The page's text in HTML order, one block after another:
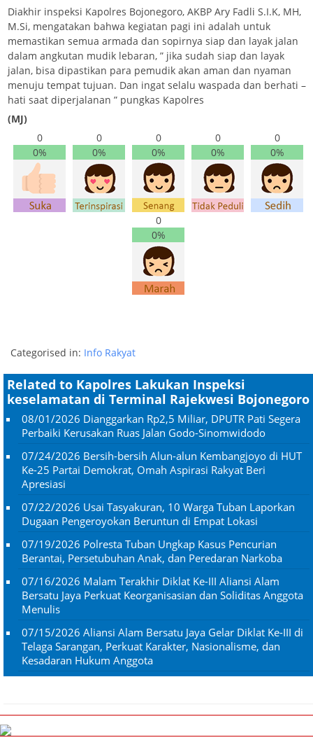
Diakhir inspeksi Kapolres Bojonegoro, AKBP Ary Fadli S.I.K, MH,
M.Si, mengatakan bahwa kegiatan pagi ini adalah untuk
memastikan semua armada dan sopirnya siap dan layak jalan
dalam angkutan mudik lebaran, ” jika sudah siap dan layak
jalan, bisa dipastikan para pemudik akan aman dan nyaman
menuju tempat tujuan. Dan ingat selalu waspada dan berhati –
hati saat diperjalanan ” pungkas Kapolres
(MJ)
0
0%
0
0%
0
0%
0
0%
0
0%
0
0%
Categorised in: Info Rakyat
Related to Kapolres Lakukan Inspeksi
keselamatan di Terminal Rajekwesi Bojonegoro
08/01/2026 Dianggarkan Rp2,5 Miliar, DPUTR Pati Segera
Perbaiki Kerusakan Ruas Jalan Godo-Sinomwidodo
07/24/2026 Bersih-bersih Alun-alun Kembangjoyo di HUT
Ke-25 Partai Demokrat, Omah Aspirasi Rakyat Beri
Apresiasi
07/22/2026 Usai Tasyakuran, 10 Warga Tuban Laporkan
Dugaan Pengeroyokan Beruntun di Empat Lokasi
07/19/2026 Polresta Tuban Ungkap Kasus Pencurian
Berantai, Persetubuhan Anak, dan Peredaran Narkoba
07/16/2026 Malam Terakhir Diklat Ke-III Aliansi Alam
Bersatu Jaya Perkuat Keorganisasian dan Soliditas Anggota
Menulis
07/15/2026 Aliansi Alam Bersatu Jaya Gelar Diklat Ke-III di
Telaga Sarangan, Perkuat Karakter, Nasionalisme, dan
Kesadaran Hukum Anggota